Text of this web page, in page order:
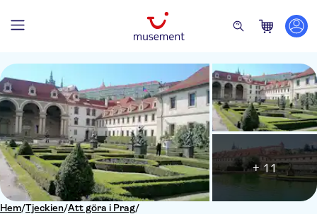
Hem/Tjeckien/Att göra i Prag/
+ 11